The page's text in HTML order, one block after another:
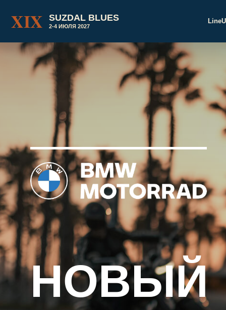
XIX SUZDAL BLUES
2-4 ИЮЛЯ 2027
НОВЫЙ